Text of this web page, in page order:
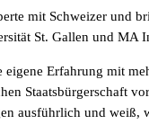
mit Schweizer und
St. Gallen und MA
eigene Erfahrung mit
Staatsbürgerschaft
ausführlich und weiß,